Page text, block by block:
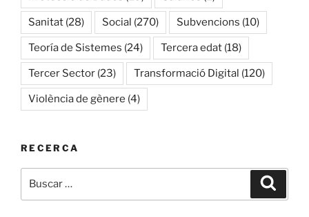
Sanitat (28) Social (270) Subvencions (10)
Teoría de Sistemes (24) Tercera edat (18)
Tercer Sector (23) Transformació Digital (120)
Violència de gènere (4)
RECERCA
por: